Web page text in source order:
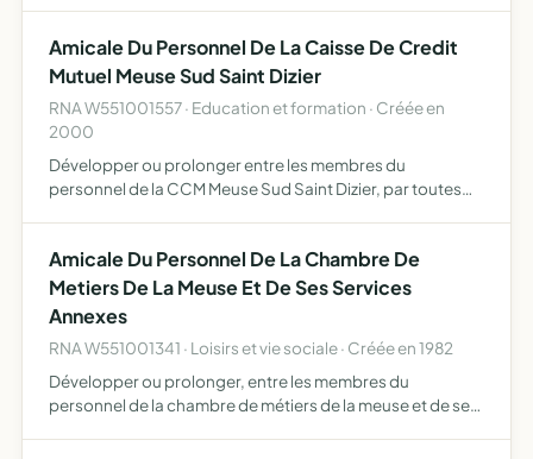
Amicale Du Personnel De La Caisse De Credit
Mutuel Meuse Sud Saint Dizier
RNA W551001557 · Education et formation · Créée en
2000
Développer ou prolonger entre les membres du
personnel de la CCM Meuse Sud Saint Dizier, par toutes
Amicale Du Personnel De La Chambre De
Metiers De La Meuse Et De Ses Services
Annexes
RNA W551001341 · Loisirs et vie sociale · Créée en 1982
Développer ou prolonger, entre les membres du
personnel de la chambre de métiers de la meuse et de ses